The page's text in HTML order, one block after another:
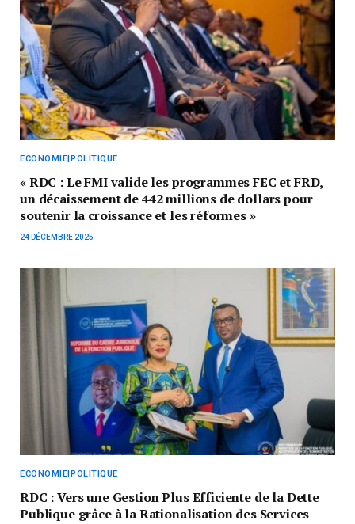
ECONOMIE|POLITIQUE
« RDC : Le FMI valide les programmes FEC et FRD,
un décaissement de 442 millions de dollars pour
soutenir la croissance et les réformes »
24 DÉCEMBRE 2025
ECONOMIE|POLITIQUE
RDC : Vers une Gestion Plus Efficiente de la Dette
Publique grâce à la Rationalisation des Services